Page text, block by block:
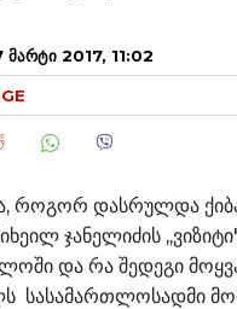
ᲛᲐᲠᲢᲘ 2017, 11:02
როგორ დასრულდა
ჯანელიძის
და რა შედეგი
სასამართლოსადმი